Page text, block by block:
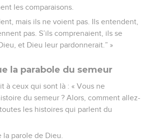
les comparaisons.
mais ils ne voient pas. Ils entendent,
pas. S’ils comprenaient, ils se
et Dieu leur pardonnerait.” »
la parabole du semeur
à ceux qui sont là : « Vous ne
du semeur ? Alors, comment allez-
les histoires qui parlent du
la parole de Dieu.